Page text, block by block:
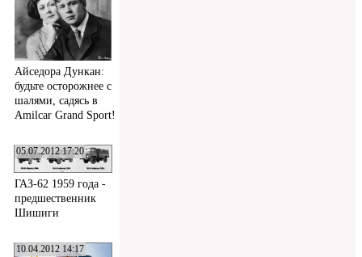
Айседора Дункан:
будьте осторожнее с
шалями, садясь в
Amilcar Grand Sport!
05.07.2012 17:20
ГАЗ-62 1959 года -
предшественник
Шишиги
10.04.2012 14:17